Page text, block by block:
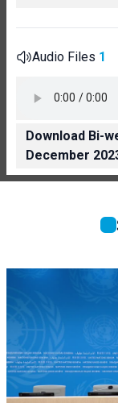
Audio Files 1
Download Bi-
December